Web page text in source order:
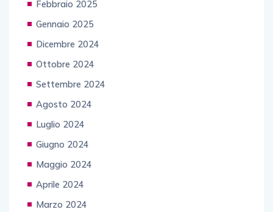
Febbraio 2025
Gennaio 2025
Dicembre 2024
Ottobre 2024
Settembre 2024
Agosto 2024
Luglio 2024
Giugno 2024
Maggio 2024
Aprile 2024
Marzo 2024